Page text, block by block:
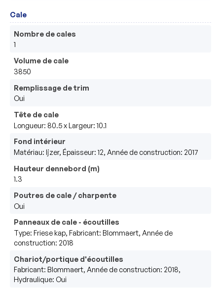
Cale
Nombre de cales
1
Volume de cale
3850
Remplissage de trim
Oui
Tête de cale
Longueur: 80.5 x Largeur: 10.1
Fond intérieur
Matériau: Ijzer, Épaisseur: 12, Année de construction: 2017
Hauteur dennebord (m)
1.3
Poutres de cale / charpente
Oui
Panneaux de cale - écoutilles
Type: Friese kap, Fabricant: Blommaert, Année de
construction: 2018
Chariot/portique d'écoutilles
Fabricant: Blommaert, Année de construction: 2018,
Hydraulique: Oui